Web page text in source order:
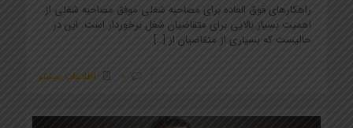
راهکارهای فوق العاده برای مصاحبه شغلی موفق مصاحبه شغلی از
اهمیت بسیار بالایی برای متقاضیان شغل برخوردار است. این در
حالیست که بسیاری از متقاضیان از […]
0 اطلاعات بیشتر